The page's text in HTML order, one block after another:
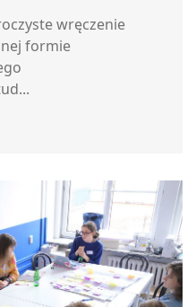
wręczenie
formie